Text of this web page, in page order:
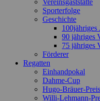
Vereinsgaststätte
Sporterfolge
Geschichte
100jähriges
90 jähriges
75 jähriges
Förderer
Regatten
Einhandpokal
Dahme-Cup
Hugo-Bräuer-Preis
Willi-Lehmann-